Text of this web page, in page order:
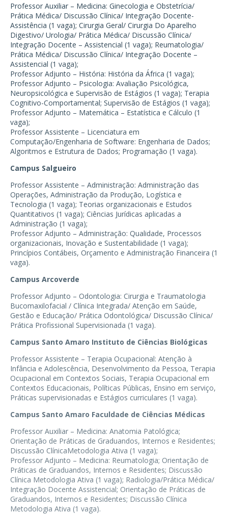
Professor Auxiliar – Medicina: Ginecologia e Obstetrícia/
Prática Médica/ Discussão Clínica/ Integração Docente-
Assistência (1 vaga); Cirurgia Geral/ Cirurgia Do Aparelho
Digestivo/ Urologia/ Prática Médica/ Discussão Clínica/
Integração Docente – Assistencial (1 vaga); Reumatologia/
Prática Médica/ Discussão Clínica/ Integração Docente –
Assistencial (1 vaga);
Professor Adjunto – História: História da África (1 vaga);
Professor Adjunto – Psicologia: Avaliação Psicológica,
Neuropsicológica e Supervisão de Estágios (1 vaga); Terapia
Cognitivo-Comportamental; Supervisão de Estágios (1 vaga);
Professor Adjunto – Matemática – Estatística e Cálculo (1
vaga);
Professor Assistente – Licenciatura em
Computação/Engenharia de Software: Engenharia de Dados;
Algoritmos e Estrutura de Dados; Programação (1 vaga).
Campus Salgueiro
Professor Assistente – Administração: Administração das
Operações, Administração da Produção, Logística e
Tecnologia (1 vaga); Teorias organizacionais e Estudos
Quantitativos (1 vaga); Ciências Jurídicas aplicadas a
Administração (1 vaga);
Professor Adjunto – Administração: Qualidade, Processos
organizacionais, Inovação e Sustentabilidade (1 vaga);
Princípios Contábeis, Orçamento e Administração Financeira (1
vaga).
Campus Arcoverde
Professor Adjunto – Odontologia: Cirurgia e Traumatologia
Bucomaxilofacial / Clínica Integrada/ Atenção em Saúde,
Gestão e Educação/ Prática Odontológica/ Discussão Clínica/
Prática Profissional Supervisionada (1 vaga).
Campus Santo Amaro Instituto de Ciências Biológicas
Professor Assistente – Terapia Ocupacional: Atenção à
Infância e Adolescência, Desenvolvimento da Pessoa, Terapia
Ocupacional em Contextos Sociais, Terapia Ocupacional em
Contextos Educacionais, Políticas Públicas, Ensino em serviço,
Práticas supervisionadas e Estágios curriculares (1 vaga).
Campus Santo Amaro Faculdade de Ciências Médicas
Professor Auxiliar – Medicina: Anatomia Patológica;
Orientação de Práticas de Graduandos, Internos e Residentes;
Discussão ClínicaMetodologia Ativa (1 vaga);
Professor Adjunto – Medicina: Reumatologia; Orientação de
Práticas de Graduandos, Internos e Residentes; Discussão
Clínica Metodologia Ativa (1 vaga); Radiologia/Prática Médica/
Integração Docente Assistencial; Orientação de Práticas de
Graduandos, Internos e Residentes; Discussão Clínica
Metodologia Ativa (1 vaga).